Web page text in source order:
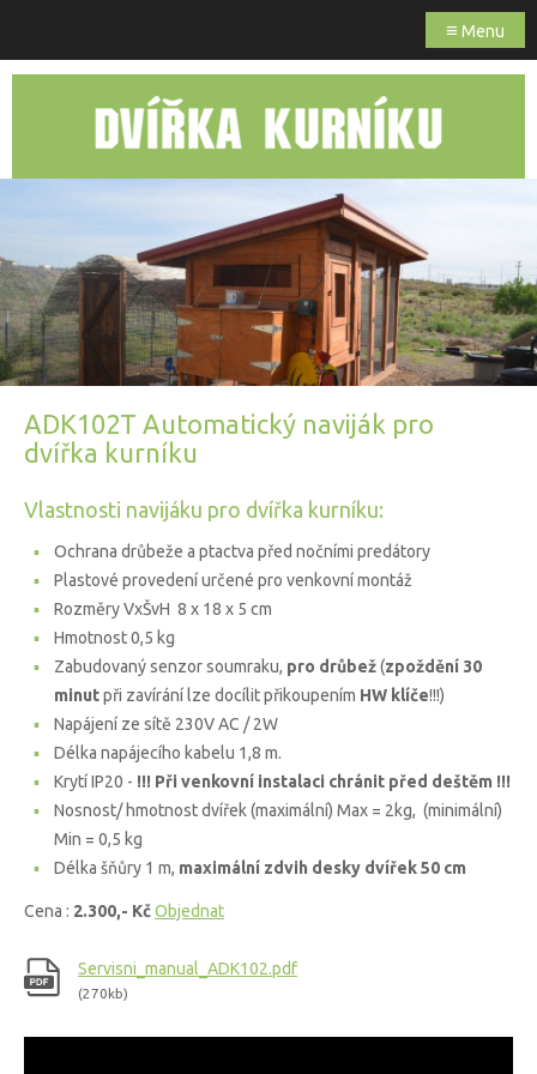
≡ Menu
ADK102T Automatický naviják pro
dvířka kurníku
Vlastnosti navijáku pro dvířka kurníku:
Ochrana drůbeže a ptactva před nočními predátory
Plastové provedení určené pro venkovní montáž
Rozměry VxŠvH 8 x 18 x 5 cm
Hmotnost 0,5 kg
Zabudovaný senzor soumraku, pro drůbež(zpoždění 30
minutpři zavírání lze docílit přikoupením HW klíče!!!)
Napájení ze sítě 230V AC / 2W
Délka napájecího kabelu 1,8 m.
Krytí IP20 - !!! Při venkovní instalaci chránit před deštěm !!!
Nosnost/ hmotnost dvířek (maximální) Max = 2kg, (minimální)
Min = 0,5 kg
Délka šňůry 1 m, maximální zdvih desky dvířek 50 cm
Cena : 2.300,- KčObjednat
Servisni_manual_ADK102.pdf
(270kb)